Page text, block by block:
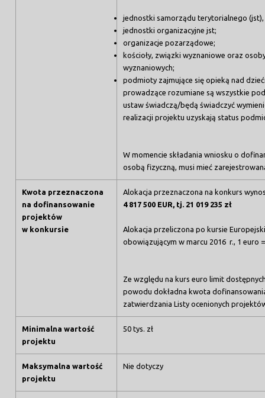
jednostki samorządu terytorialnego
jednostki organizacyjne jst;
organizacje pozarządowe;
kościoły, związki wyznaniowe oraz
wyznaniowych;
podmioty zajmujące się opieką nad
prowadzące rozumiane są wszystkie
ustaw świadczą/będą świadczyć
realizacji projektu uzyskają status
W momencie składania wniosku o
osobą fizyczną, musi mieć
Kwota przeznaczona
na dofinansowanie
projektów
w konkursie
Alokacja przeznaczona na konkurs
4 817 500 EUR, tj. 21 019 235 zł
Alokacja przeliczona po kursie
obowiązującym w marcu 2016 r., 1 euro =
Ze względu na kurs euro limit
powodu dokładna kwota
zatwierdzania Listy ocenionych
Minimalna wartość
projektu
50 tys. zł
Maksymalna wartość
projektu
Nie dotyczy